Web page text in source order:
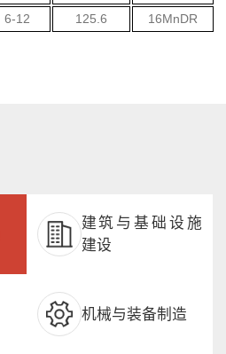
6-12 125.6 16MnDR
建筑与基础设施
建设
机械与装备制造